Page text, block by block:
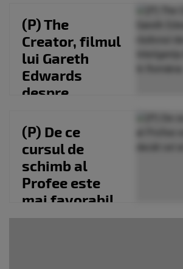
Europa, luna...
(P) The
Creator, filmul
lui Gareth
Edwards
despre
declanșat de
Inteligența...
(P) De ce
cursul de
schimb al
Profee este
mai favorabil